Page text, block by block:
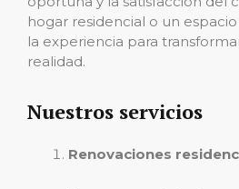
hogar residencial o un
la experiencia para
realidad.
Nuestros servicios
Renovaciones